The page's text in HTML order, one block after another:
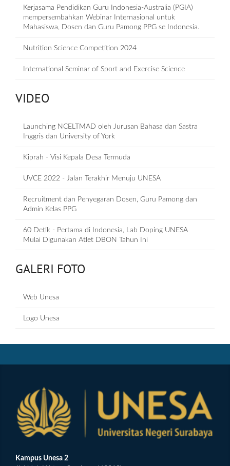
Kerjasama Pendidikan Guru Indonesia-Australia (PGIA)
mempersembahkan Webinar Internasional untuk
Mahasiswa, Dosen dan Guru Pamong PPG se Indonesia.
Nutrition Science Competition 2024
International Seminar of Sport and Exercise Science
VIDEO
Launching NCELTMAD oleh Jurusan Bahasa dan Sastra
Inggris dan University of York
Kiprah - Visi Kepala Desa Termuda
UVCE 2022 - Jalan Terakhir Menuju UNESA
Recruitment dan Penyegaran Dosen, Guru Pamong dan
Admin Kelas PPG
60 Detik - Pertama di Indonesia, Lab Doping UNESA
Mulai Digunakan Atlet DBON Tahun Ini
GALERI FOTO
Web Unesa
Logo Unesa
Kampus Unesa 2